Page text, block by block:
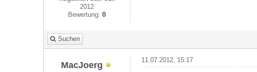
2012
Bewertung:0
Suchen
MacJoerg 11.07.2012, 15:17